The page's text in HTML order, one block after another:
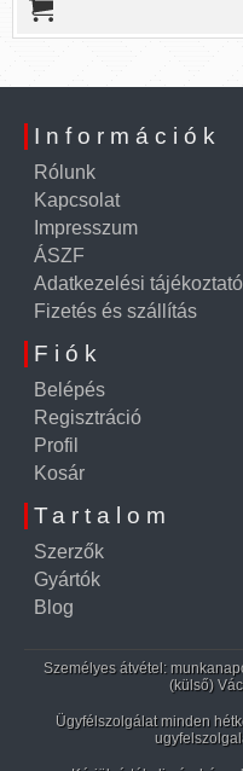
Információk
Rólunk
Kapcsolat
Impresszum
ÁSZF
Adatkezelési tájékoztató
Fizetés és szállítás
Fiók
Belépés
Regisztráció
Profil
Kosár
Tartalom
Szerzők
Gyártók
Blog
Személyes átvétel:
(külső)
Ügyfélszolgálat minden